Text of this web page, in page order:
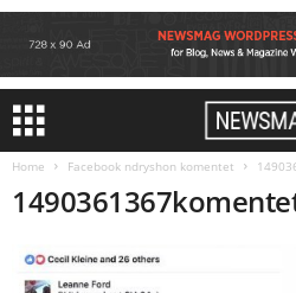
Home Facebook ndryshon komentet